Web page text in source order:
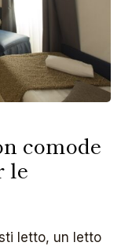
comode
le
letto, un letto